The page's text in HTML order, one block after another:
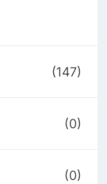
(147)
(0)
(0)